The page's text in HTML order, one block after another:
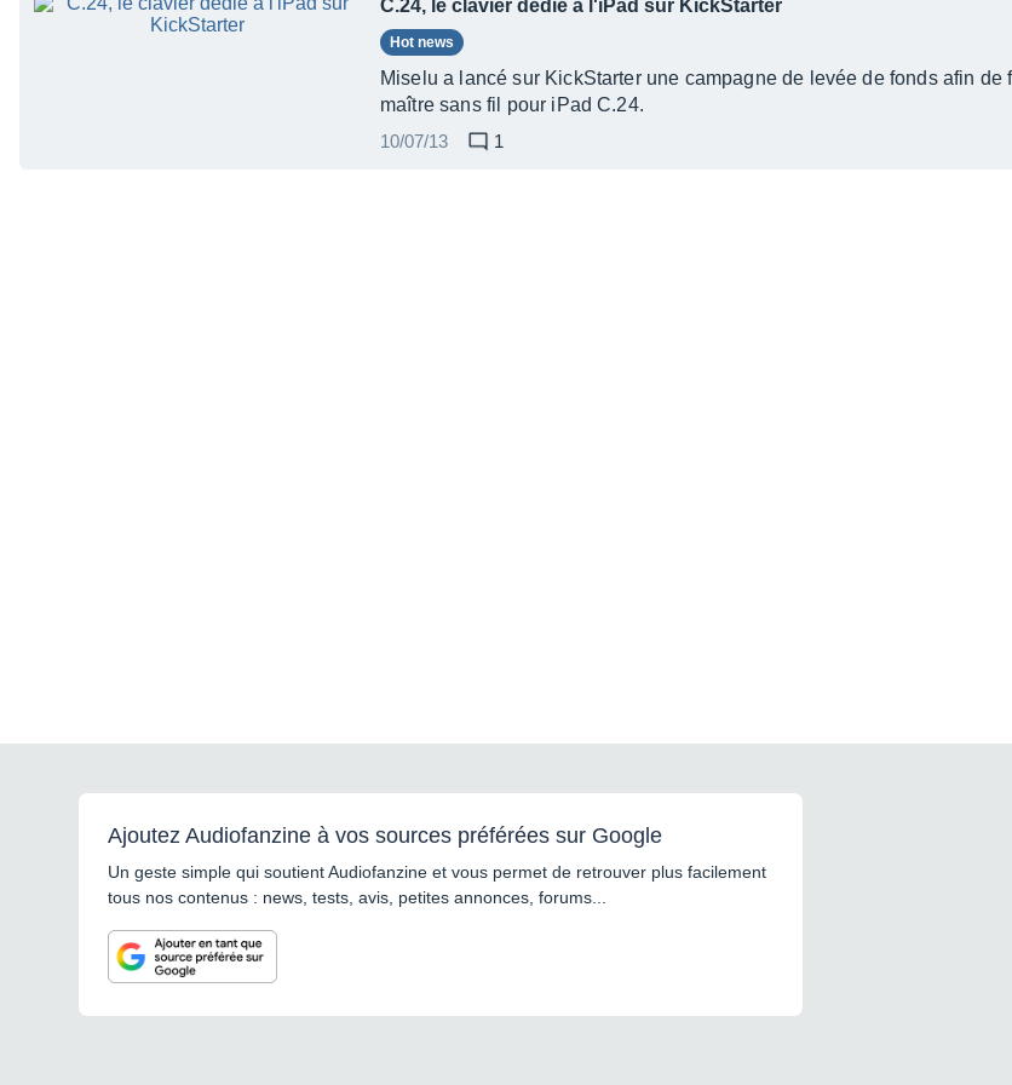
C.24, le clavier dédié à l'iPad sur KickStarter
Hot news
Miselu a lancé sur KickStarter une campagne de levée de fonds afin
maître sans fil pour iPad C.24.
10/07/13
1
Ajoutez Audiofanzine à vos sources préférées sur Google
Un geste simple qui soutient Audiofanzine et vous permet de retrouver plus facilement
tous nos contenus : news, tests, avis, petites annonces, forums...